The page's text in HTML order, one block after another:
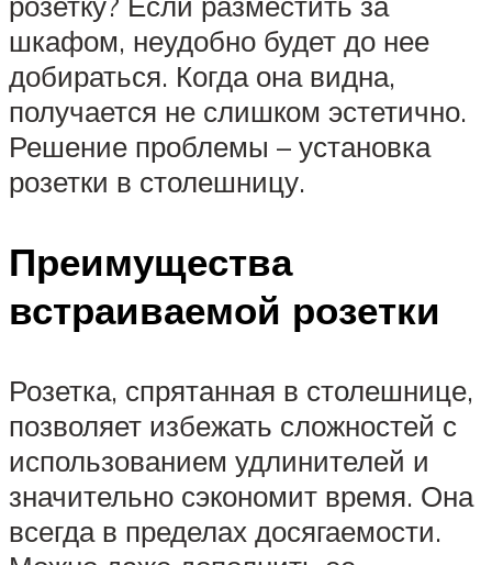
шкафом, неудобно будет до нее
добираться. Когда она видна,
получается не слишком эстетично.
Решение проблемы – установка
розетки в столешницу.
Преимущества
встраиваемой розетки
Розетка, спрятанная в столешнице,
позволяет избежать сложностей с
использованием удлинителей и
значительно сэкономит время. Она
всегда в пределах досягаемости.